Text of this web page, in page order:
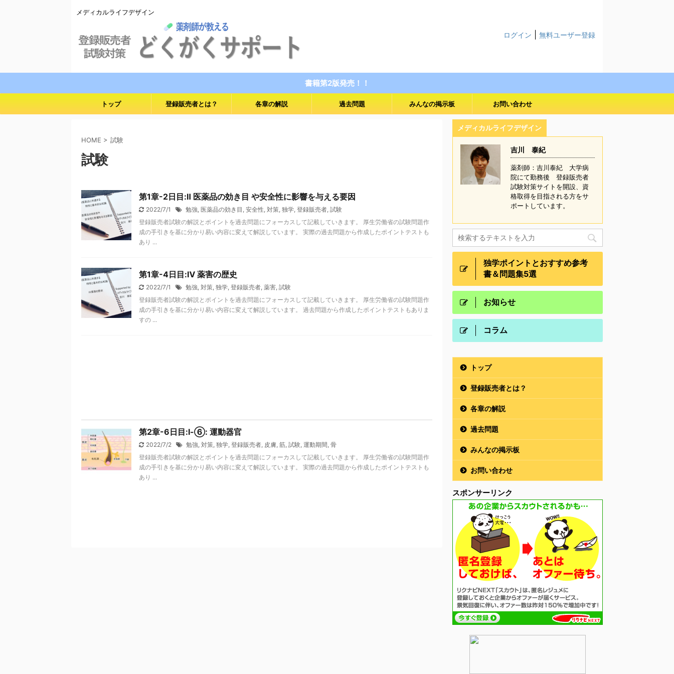
メディカルライフデザイン
ログイン 無料ユーザー登録
書籍第2版発売！！
トップ 登録販売者とは？ 各章の解説 過去問題 みんなの掲示板 お問い合わせ
HOME > 試験
試験
第1章-2日目:Ⅱ 医薬品の効き目 や安全性に影響を与える要因
2022/7/1 勉強 医薬品の効き目 安全性 対策 独学 登録販売者 試験
登録販売者試験の解説とポイントを過去問題にフォーカスして記載していきます。 厚生労働省の試験問題作
成の手引きを基に分かり易い内容に変えて解説しています。 実際の過去問題から作成したポイントテストも
あり ...
第1章-4日目:Ⅳ 薬害の歴史
2022/7/1 勉強 対策 独学 登録販売者 薬害 試験
登録販売者試験の解説とポイントを過去問題にフォーカスして記載していきます。 厚生労働省の試験問題作
成の手引きを基に分かり易い内容に変えて解説しています。 過去問題から作成したポイントテストもありま
すの ...
第2章-6日目:Ⅰ-⑥: 運動器官
2022/7/2 勉強 対策 独学 登録販売者 皮膚 筋 試験 運動期間 骨
登録販売者試験の解説とポイントを過去問題にフォーカスして記載していきます。 厚生労働省の試験問題作
成の手引きを基に分かり易い内容に変えて解説しています。 実際の過去問題から作成したポイントテストも
あり ...
メディカルライフデザイン
吉川 泰紀
薬剤師：吉川泰紀 大学病
院にて勤務後 登録販売者
試験対策サイトを開設、資
格取得を目指される方をサ
ポートしています。
独学ポイントとおすすめ参考
書＆問題集5選
お知らせ
コラム
トップ
登録販売者とは？
各章の解説
過去問題
みんなの掲示板
お問い合わせ
スポンサーリンク